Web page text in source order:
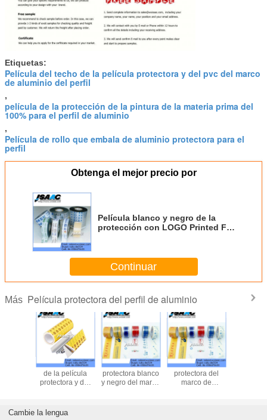
Etiquetas:
Película del techo de la película protectora y del pvc del marco
de aluminio del perfil
,
película de la protección de la pintura de la materia prima del
100% para el perfil de aluminio
,
Película de rollo que embala de aluminio protectora para el
perfil
Obtenga el mejor precio por
Película blanco y negro de la
protección con LOGO Printed For
Continuar
Más Película protectora del perfil de aluminio
Película
protectora del
perfil de aluminio
Los perfiles de
aluminio
protegen/película
Película
protectora
personalizada el
Cambie la lengua